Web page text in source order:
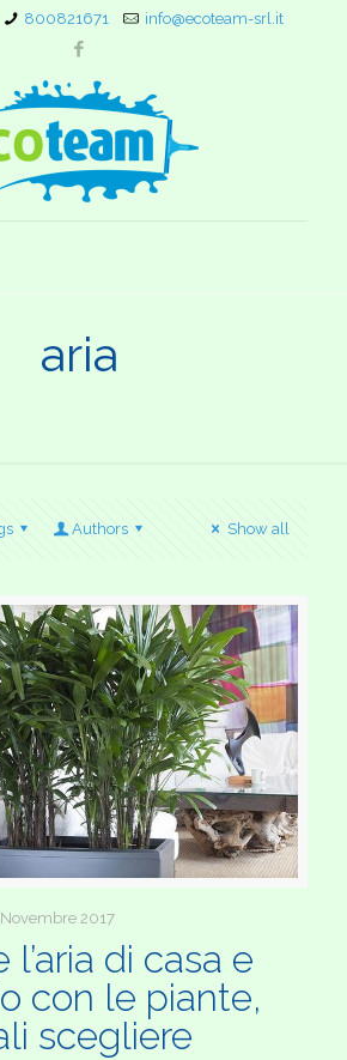
800821671 info@ecoteam-srl.it
aria
Authors Show all
2017
l’aria di casa e
con le piante,
scegliere